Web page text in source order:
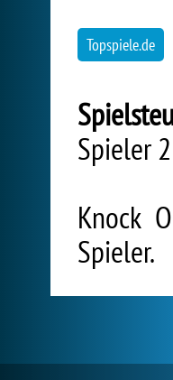
Topspiele.de
Spieler
Knock
Spieler.